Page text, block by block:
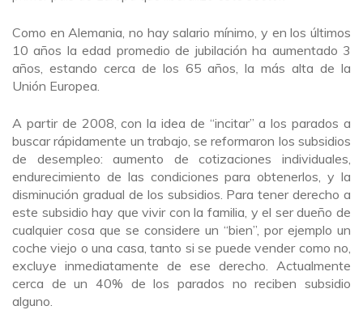
Como en Alemania, no hay salario mínimo, y en los últimos
10 años la edad promedio de jubilación ha aumentado 3
años, estando cerca de los 65 años, la más alta de la
Unión Europea.
A partir de 2008, con la idea de “incitar” a los parados a
buscar rápidamente un trabajo, se reformaron los subsidios
de desempleo: aumento de cotizaciones individuales,
endurecimiento de las condiciones para obtenerlos, y la
disminución gradual de los subsidios. Para tener derecho a
este subsidio hay que vivir con la familia, y el ser dueño de
cualquier cosa que se considere un “bien”, por ejemplo un
coche viejo o una casa, tanto si se puede vender como no,
excluye inmediatamente de ese derecho. Actualmente
cerca de un 40% de los parados no reciben subsidio
alguno.